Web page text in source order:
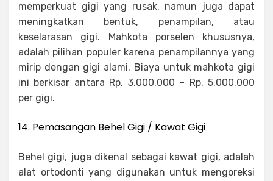
memperkuat gigi yang rusak, namun juga dapat
meningkatkan bentuk, penampilan, atau
keselarasan gigi. Mahkota porselen khususnya,
adalah pilihan populer karena penampilannya yang
mirip dengan gigi alami. Biaya untuk mahkota gigi
ini berkisar antara Rp. 3.000.000 – Rp. 5.000.000
per gigi.
14. Pemasangan Behel Gigi / Kawat Gigi
Behel gigi, juga dikenal sebagai kawat gigi, adalah
alat ortodonti yang digunakan untuk mengoreksi